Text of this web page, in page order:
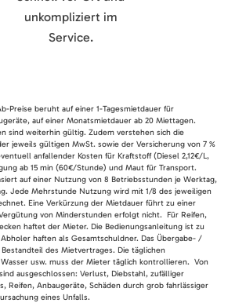
unkompliziert im
Service.
Preise beruht auf einer 1-Tagesmietdauer für
auf einer Monatsmietdauer ab 20 Miettagen.
sind weiterhin gültig. Zudem verstehen sich die
jeweils gültigen MwSt. sowie der Versicherung von 7 %
anfallender Kosten für Kraftstoff (Diesel 2,12€/L,
ab 15 min (60€/Stunde) und Maut für Transport.
auf einer Nutzung von 8 Betriebsstunden je Werktag,
Jede Mehrstunde Nutzung wird mit 1/8 des jeweiligen
Eine Verkürzung der Mietdauer führt zu einer
von Minderstunden erfolgt nicht. Für Reifen,
haftet der Mieter. Die Bedienungsanleitung ist zu
haften als Gesamtschuldner. Das Übergabe- /
des Mietvertrages. Die täglichen
usw. muss der Mieter täglich kontrollieren. Von
ausgeschlossen: Verlust, Diebstahl, zufälliger
Reifen, Anbaugeräte, Schäden durch grob fahrlässiger
eines Unfalls.